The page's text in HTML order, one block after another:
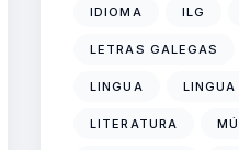
IDIOMA ILG
LETRAS GALEGAS
LINGUA LINGUA
LITERATURA